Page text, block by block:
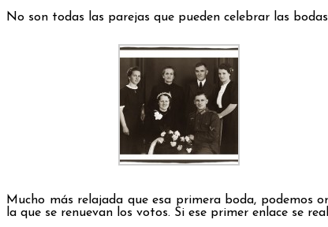
No son todas las parejas que pueden celebrar las
Mucho más relajada que esa primera boda, podemos
la que se renuevan los votos. Si ese primer enlace se